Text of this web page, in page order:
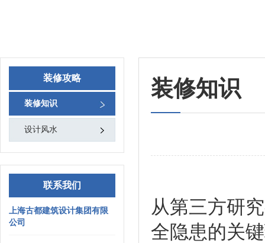
装修攻略
装修知识
设计风水
联系我们
上海古都建筑设计集团有限
公司
装修知识
从第三方研
全隐患的关